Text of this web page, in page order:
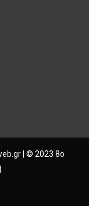
| © 2023 8ο